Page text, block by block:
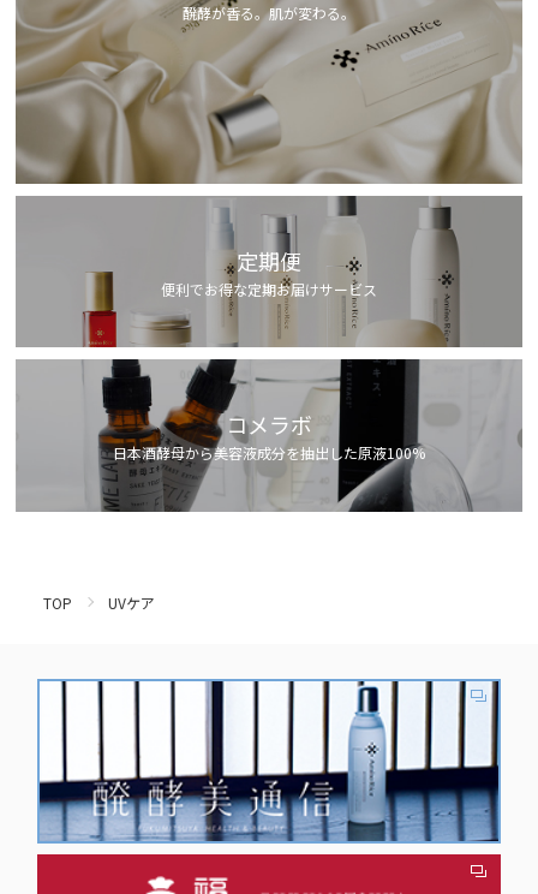
醗酵が香る。肌が変わる。
定期便
便利でお得な定期お届けサービス
コメラボ
日本酒酵母から美容液成分を抽出した原液100%
TOP UVケア